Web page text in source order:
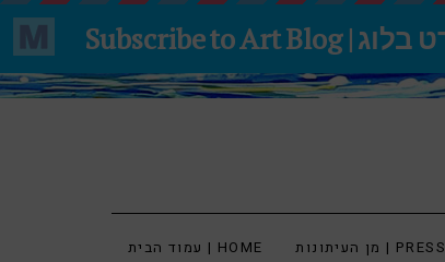
עמוד הבית | HOME מן העיתונות | PRESS